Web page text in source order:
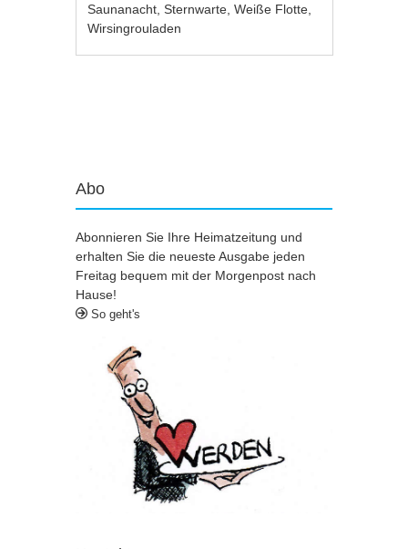
Saunanacht ,Sternwarte ,Weiße Flotte
Wirsingrouladen
Abo
Abonnieren Sie Ihre Heimatzeitung und
erhalten Sie die neueste Ausgabe jeden
Freitag bequem mit der Morgenpost nach
Hause!
So geht's